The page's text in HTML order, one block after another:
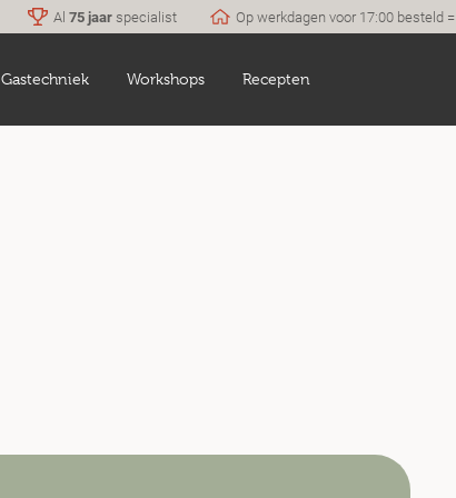
Al 75 jaarspecialist Op werkdagen voor 17:00 besteld =
Gastechniek Workshops Recepten